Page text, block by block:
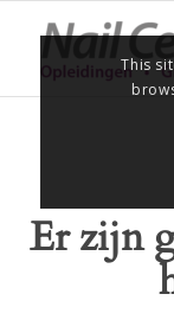
Er zijn
This